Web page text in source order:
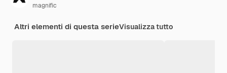
magnific
Altri elementi di questa serieVisualizza tutto